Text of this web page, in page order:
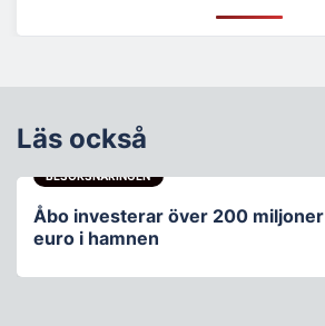
Läs också
BESÖKSNÄRINGEN
Åbo investerar över 200 miljoner
euro i hamnen